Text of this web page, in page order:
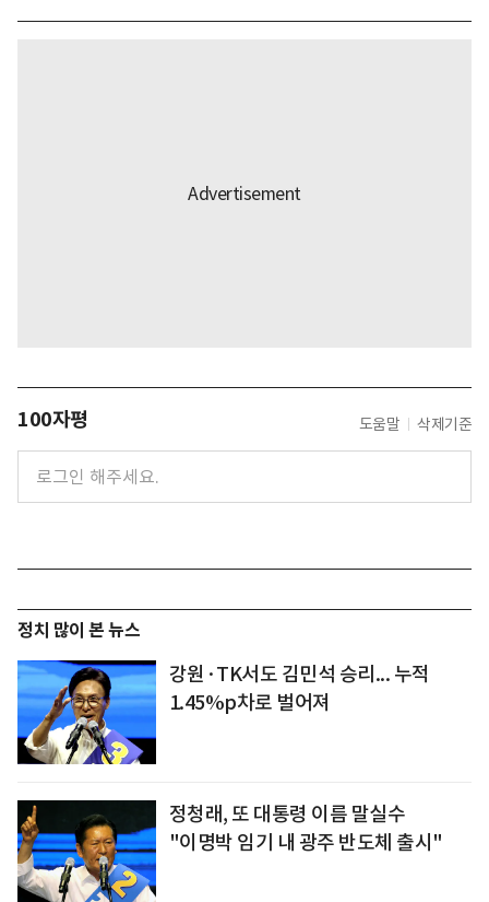
100자평 도움말 삭제기준
정치 많이 본 뉴스
강원·TK서도 김민석 승리... 누적
1.45%p차로 벌어져
정청래, 또 대통령 이름 말실수
"이명박 임기 내 광주 반도체 출시"